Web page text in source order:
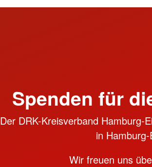
Spenden für
Der DRK-Kreisverband Hamburg-
in
Wir freuen uns